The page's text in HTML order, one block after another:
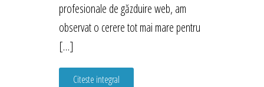
profesionale de găzduire web, am
observat o cerere tot mai mare pentru
[…]
Citeste integral